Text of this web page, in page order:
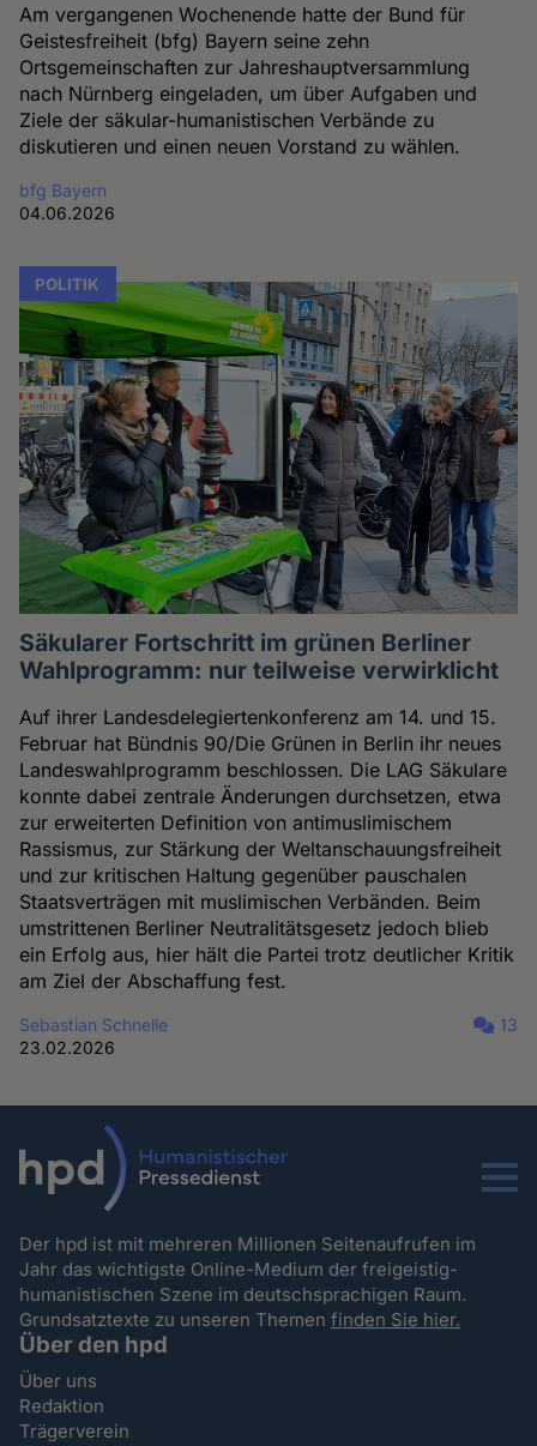
Am vergangenen Wochenende hatte der Bund für
Geistesfreiheit (bfg) Bayern seine zehn
Ortsgemeinschaften zur Jahreshauptversammlung
nach Nürnberg eingeladen, um über Aufgaben und
Ziele der säkular-humanistischen Verbände zu
diskutieren und einen neuen Vorstand zu wählen.
bfg Bayern
04.06.2026
POLITIK
Säkularer Fortschritt im grünen Berliner
Wahlprogramm: nur teilweise verwirklicht
Auf ihrer Landesdelegiertenkonferenz am 14. und 15.
Februar hat Bündnis 90/Die Grünen in Berlin ihr neues
Landeswahlprogramm beschlossen. Die LAG Säkulare
konnte dabei zentrale Änderungen durchsetzen, etwa
zur erweiterten Definition von antimuslimischem
Rassismus, zur Stärkung der Weltanschauungsfreiheit
und zur kritischen Haltung gegenüber pauschalen
Staatsverträgen mit muslimischen Verbänden. Beim
umstrittenen Berliner Neutralitätsgesetz jedoch blieb
ein Erfolg aus, hier hält die Partei trotz deutlicher Kritik
am Ziel der Abschaffung fest.
Sebastian Schnelle
23.02.2026
13
Menu
Der hpd ist mit mehreren Millionen Seitenaufrufen im
Jahr das wichtigste Online-Medium der freigeistig-
humanistischen Szene im deutschsprachigen Raum.
Grundsatztexte zu unseren Themenfinden Sie hier.
Über den hpd
Über uns
Redaktion
Trägerverein